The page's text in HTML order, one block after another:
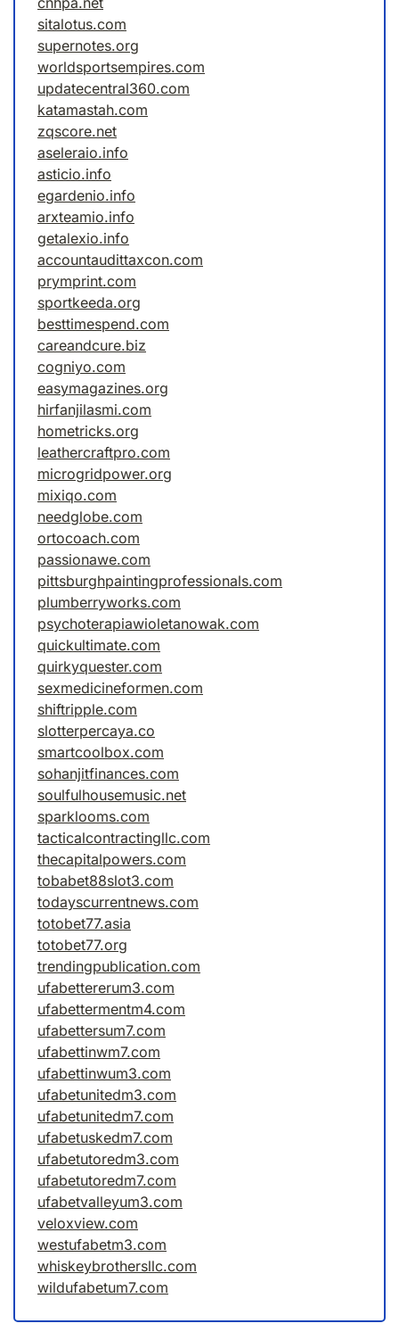
sitalotus.com
supernotes.org
worldsportsempires.com
updatecentral360.com
katamastah.com
zqscore.net
aseleraio.info
asticio.info
egardenio.info
arxteamio.info
getalexio.info
accountaudittaxcon.com
prymprint.com
sportkeeda.org
besttimespend.com
careandcure.biz
cogniyo.com
easymagazines.org
hirfanjilasmi.com
hometricks.org
leathercraftpro.com
microgridpower.org
mixiqo.com
needglobe.com
ortocoach.com
passionawe.com
pittsburghpaintingprofessionals.com
plumberryworks.com
psychoterapiawioletanowak.com
quickultimate.com
quirkyquester.com
sexmedicineformen.com
shiftripple.com
slotterpercaya.co
smartcoolbox.com
sohanjitfinances.com
soulfulhousemusic.net
sparklooms.com
tacticalcontractingllc.com
thecapitalpowers.com
tobabet88slot3.com
todayscurrentnews.com
totobet77.asia
totobet77.org
trendingpublication.com
ufabettererum3.com
ufabettermentm4.com
ufabettersum7.com
ufabettinwm7.com
ufabettinwum3.com
ufabetunitedm3.com
ufabetunitedm7.com
ufabetuskedm7.com
ufabetutoredm3.com
ufabetutoredm7.com
ufabetvalleyum3.com
veloxview.com
westufabetm3.com
whiskeybrothersllc.com
wildufabetum7.com